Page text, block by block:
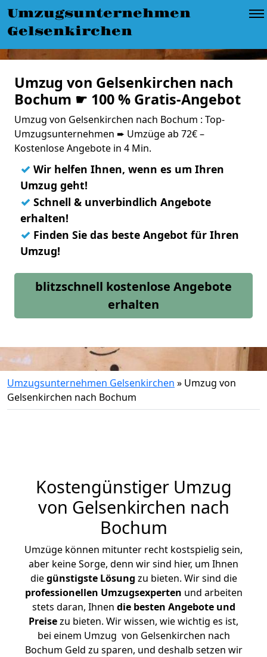
Umzugsunternehmen
Gelsenkirchen
Umzug von Gelsenkirchen nach
Bochum ☛ 100 % Gratis-Angebot
Umzug von Gelsenkirchen nach Bochum : Top-
Umzugsunternehmen ➨ Umzüge ab 72€ –
Kostenlose Angebote in 4 Min.
✓ Wir helfen Ihnen, wenn es um Ihren
Umzug geht!
✓ Schnell & unverbindlich Angebote
erhalten!
✓ Finden Sie das beste Angebot für Ihren
Umzug!
blitzschnell kostenlose Angebote
erhalten
Umzugsunternehmen Gelsenkirchen » Umzug von
Gelsenkirchen nach Bochum
Kostengünstiger Umzug
von Gelsenkirchen nach
Bochum
Umzüge können mitunter recht kostspielig sein,
aber keine Sorge, denn wir sind hier, um Ihnen
diegünstigste Lösung zu bieten. Wir sind die
professionellen Umzugsexperten und arbeiten
stets daran, Ihnen die besten Angebote und
Preisezu bieten. Wir wissen, wie wichtig es ist,
bei einem Umzug von Gelsenkirchen nach
Bochum Geld zu sparen, und deshalb setzen wir